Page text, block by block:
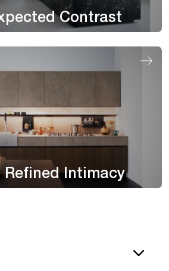
Contrast
Refined Intimacy